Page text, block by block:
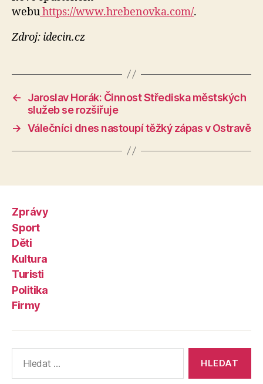
webuhttps://www.hrebenovka.com/.
Zdroj: idecin.cz
←
Jaroslav Horák: Činnost Střediska městských
služeb se rozšiřuje
→ Válečníci dnes nastoupí těžký zápas v Ostravě
Zprávy
Sport
Děti
Kultura
Turisti
Politika
Firmy
vyhledávání: